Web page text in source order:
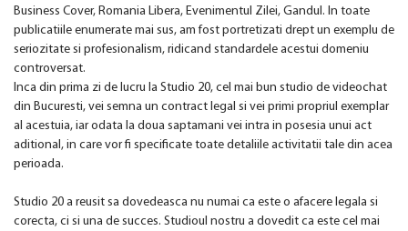
Business Cover, Romania Libera, Evenimentul Zilei, Gandul. In toate
publicatiile enumerate mai sus, am fost portretizati drept un exemplu de
seriozitate si profesionalism, ridicand standardele acestui domeniu
controversat.
Inca din prima zi de lucru la Studio 20, cel mai bun studio de videochat
din Bucuresti, vei semna un contract legal si vei primi propriul exemplar
al acestuia, iar odata la doua saptamani vei intra in posesia unui act
aditional, in care vor fi specificate toate detaliile activitatii tale din acea
perioada.
Studio 20 a reusit sa dovedeasca nu numai ca este o afacere legala si
corecta, ci si una de succes. Studioul nostru a dovedit ca este cel mai